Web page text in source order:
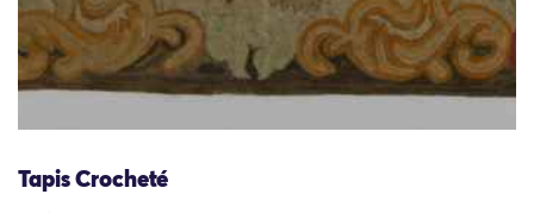
Tapis Crocheté